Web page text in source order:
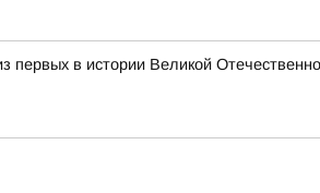
первых в истории Великой